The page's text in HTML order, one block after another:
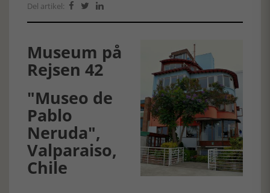
Del artikel:   
Museum på
Rejsen 42
"Museo de
Pablo
Neruda",
Valparaiso,
Chile